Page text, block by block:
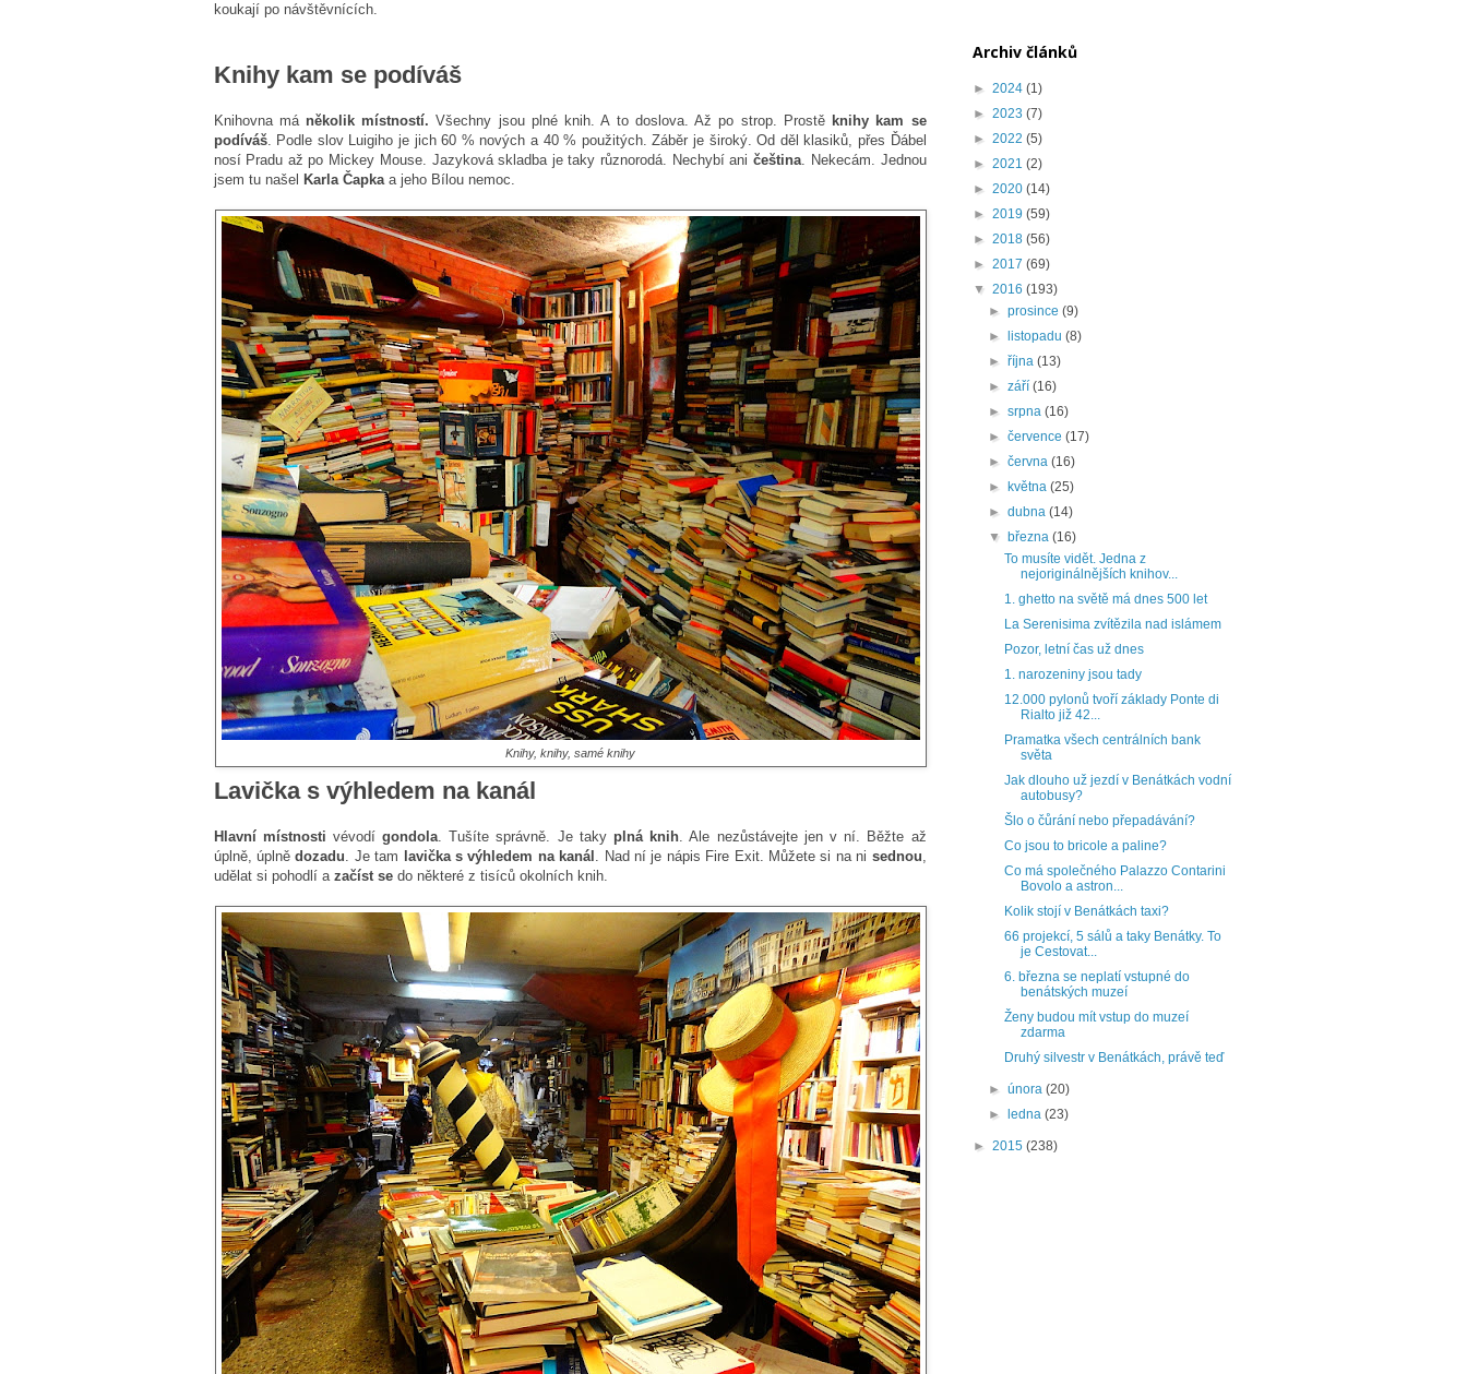
koukají po návštěvnících.
Knihy kam se podíváš
Knihovna má několik místností. Všechny jsou plné knih. A to doslova. Až po strop. Prostě knihy kam se
podíváš. Podle slov Luigiho je jich 60 % nových a 40 % použitých. Záběr je široký. Od děl klasiků, přes Ďábel
nosí Pradu až po Mickey Mouse. Jazyková skladba je taky různorodá. Nechybí aničeština. Nekecám. Jednou
jsem tu našel Karla Čapkaa jeho Bílou nemoc.
Knihy, knihy, samé knihy
Lavička s výhledem na kanál
Hlavní místnosti vévodígondola . Tušíte správně. Je taky plná knih . Ale nezůstávejte jen v ní. Běžte až
úplně, úplnědozadu . Je tam lavička s výhledem na kanál . Nad ní je nápis Fire Exit. Můžete si na ni sednou
udělat si pohodlí a začíst sedo některé z tisíců okolních knih.
Archiv článků
► 2024 (1)
► 2023 (7)
► 2022 (5)
► 2021 (2)
► 2020 (14)
► 2019 (59)
► 2018 (56)
► 2017 (69)
▼ 2016 (193)
► prosince (9)
►
listopadu (8)
► října (13)
► září (16)
► srpna (16)
► července (17)
► června (16)
►
května (25)
► dubna (14)
▼ března (16)
To musíte vidět. Jedna z
nejoriginálnějších knihov...
1. ghetto na světě má dnes 500 let
La Serenisima zvítězila nad islámem
Pozor, letní čas už dnes
1. narozeniny jsou tady
12.000 pylonů tvoří základy Ponte di
Rialto již 42...
Pramatka všech centrálních bank
světa
Jak dlouho už jezdí v Benátkách vodní
autobusy?
Šlo o čůrání nebo přepadávání?
Co jsou to bricole a paline?
Co má společného Palazzo Contarini
Bovolo a astron...
Kolik stojí v Benátkách taxi?
66 projekcí, 5 sálů a taky Benátky. To
je Cestovat...
6. března se neplatí vstupné do
benátských muzeí
Ženy budou mít vstup do muzeí
zdarma
Druhý silvestr v Benátkách, právě teď
► února (20)
►
ledna (23)
► 2015 (238)